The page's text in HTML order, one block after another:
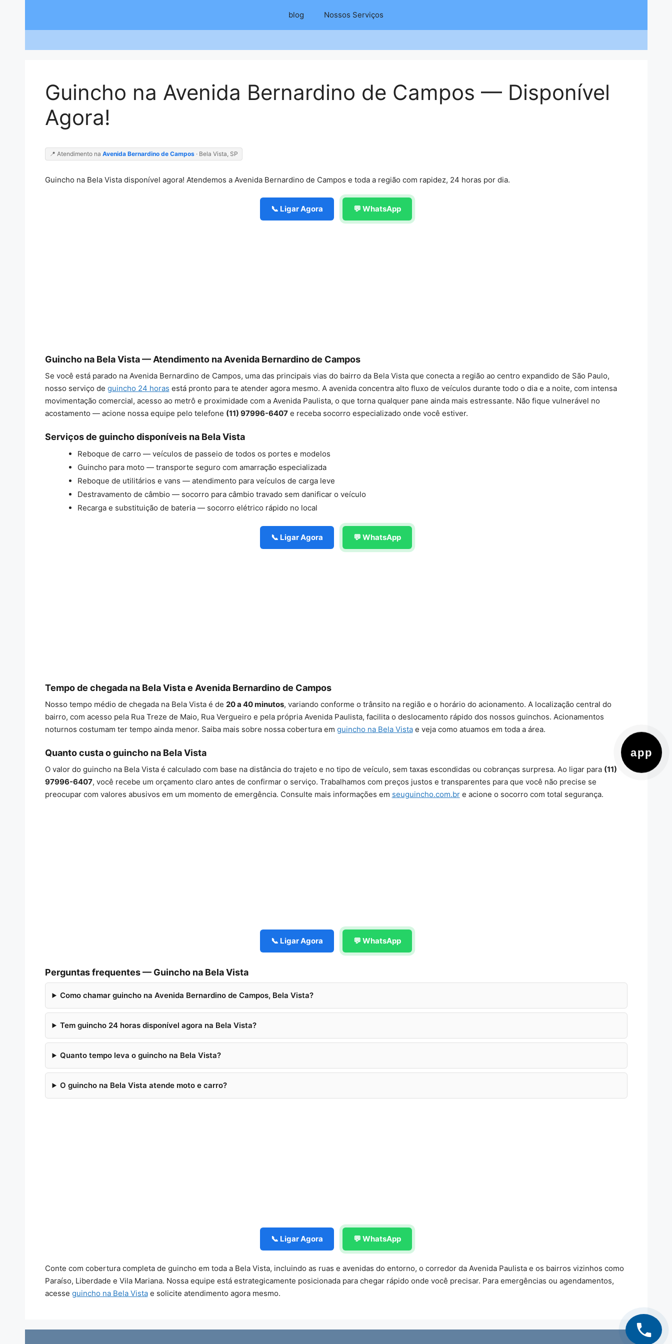
app
blog Nossos Serviços
Guincho na Avenida Bernardino de Campos — Disponível
Agora!
📍 Atendimento na Avenida Bernardino de Campos· Bela Vista, SP
Guincho na Bela Vista disponível agora! Atendemos a Avenida Bernardino de Campos e toda a região com rapidez, 24 horas por dia.
📞 Ligar Agora 💬 WhatsApp
Guincho na Bela Vista — Atendimento na Avenida Bernardino de Campos
Se você está parado na Avenida Bernardino de Campos, uma das principais vias do bairro da Bela Vista que conecta a região ao centro expandido de São Paulo,
nosso serviço de guincho 24 horas está pronto para te atender agora mesmo. A avenida concentra alto fluxo de veículos durante todo o dia e a noite, com intensa
movimentação comercial, acesso ao metrô e proximidade com a Avenida Paulista, o que torna qualquer pane ainda mais estressante. Não fique vulnerável no
acostamento — acione nossa equipe pelo telefone (11) 97996-6407e receba socorro especializado onde você estiver.
Serviços de guincho disponíveis na Bela Vista
Reboque de carro — veículos de passeio de todos os portes e modelos
Guincho para moto — transporte seguro com amarração especializada
Reboque de utilitários e vans — atendimento para veículos de carga leve
Destravamento de câmbio — socorro para câmbio travado sem danificar o veículo
Recarga e substituição de bateria — socorro elétrico rápido no local
📞 Ligar Agora 💬 WhatsApp
Tempo de chegada na Bela Vista e Avenida Bernardino de Campos
Nosso tempo médio de chegada na Bela Vista é de 20 a 40 minutos, variando conforme o trânsito na região e o horário do acionamento. A localização central do
bairro, com acesso pela Rua Treze de Maio, Rua Vergueiro e pela própria Avenida Paulista, facilita o deslocamento rápido dos nossos guinchos. Acionamentos
noturnos costumam ter tempo ainda menor. Saiba mais sobre nossa cobertura em guincho na Bela Vistae veja como atuamos em toda a área.
Quanto custa o guincho na Bela Vista
O valor do guincho na Bela Vista é calculado com base na distância do trajeto e no tipo de veículo, sem taxas escondidas ou cobranças surpresa. Ao ligar para (11)
97996-6407, você recebe um orçamento claro antes de confirmar o serviço. Trabalhamos com preços justos e transparentes para que você não precise se
preocupar com valores abusivos em um momento de emergência. Consulte mais informações em seuguincho.com.bre acione o socorro com total segurança.
📞 Ligar Agora 💬 WhatsApp
Perguntas frequentes — Guincho na Bela Vista
Como chamar guincho na Avenida Bernardino de Campos, Bela Vista?
Tem guincho 24 horas disponível agora na Bela Vista?
Quanto tempo leva o guincho na Bela Vista?
O guincho na Bela Vista atende moto e carro?
📞 Ligar Agora 💬 WhatsApp
Conte com cobertura completa de guincho em toda a Bela Vista, incluindo as ruas e avenidas do entorno, o corredor da Avenida Paulista e os bairros vizinhos como
Paraíso, Liberdade e Vila Mariana. Nossa equipe está estrategicamente posicionada para chegar rápido onde você precisar. Para emergências ou agendamentos,
acesse guincho na Bela Vistae solicite atendimento agora mesmo.